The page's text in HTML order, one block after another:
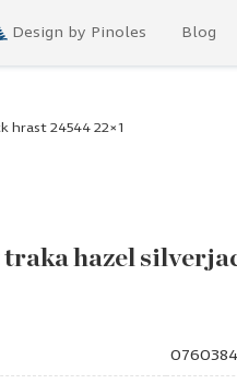
Design by Pinoles Blog
hrast 24544 22×1
traka hazel
0760384